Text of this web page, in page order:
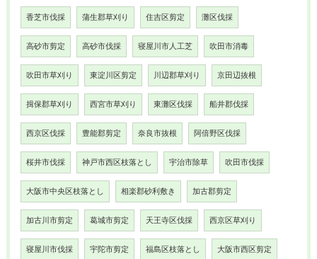
香芝市伐採 蒲生郡草刈り 住吉区剪定 灘区伐採
高砂市剪定 高砂市伐採 寝屋川市人工芝 吹田市消毒
吹田市草刈り 東淀川区剪定 川辺郡草刈り 京田辺抜根
揖保郡草刈り 西宮市草刈り 東灘区伐採 船井郡伐採
西京区伐採 豊能郡剪定 奈良市抜根 阿倍野区伐採
桜井市伐採 神戸市西区枝落とし 宇治市除草 吹田市伐採
大阪市中央区枝落とし 相楽郡砂利敷き 加古郡剪定
加古川市剪定 葛城市剪定 天王寺区伐採 西京区草刈り
寝屋川市伐採 宇陀市剪定 福島区枝落とし 大阪市西区剪定